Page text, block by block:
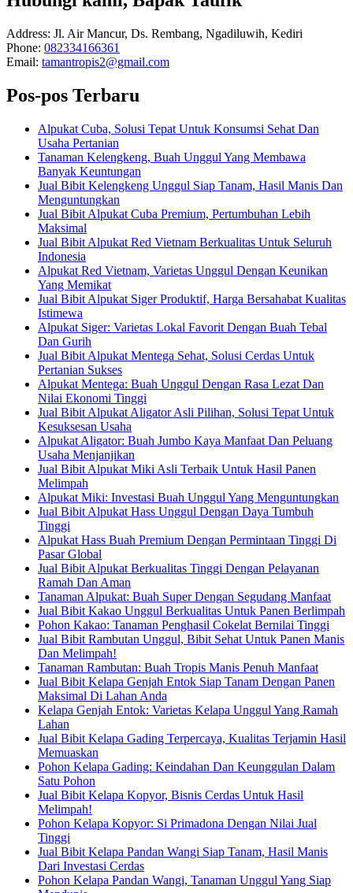
Address: Jl. Air Mancur, Ds. Rembang, Ngadiluwih, Kediri
Phone: 082334166361
Email: tamantropis2@gmail.com
Pos-pos Terbaru
Alpukat Cuba, Solusi Tepat Untuk Konsumsi Sehat Dan
Usaha Pertanian
Tanaman Kelengkeng, Buah Unggul Yang Membawa
Banyak Keuntungan
Jual Bibit Kelengkeng Unggul Siap Tanam, Hasil Manis Dan
Menguntungkan
Jual Bibit Alpukat Cuba Premium, Pertumbuhan Lebih
Maksimal
Jual Bibit Alpukat Red Vietnam Berkualitas Untuk Seluruh
Indonesia
Alpukat Red Vietnam, Varietas Unggul Dengan Keunikan
Yang Memikat
Jual Bibit Alpukat Siger Produktif, Harga Bersahabat Kualitas
Istimewa
Alpukat Siger: Varietas Lokal Favorit Dengan Buah Tebal
Dan Gurih
Jual Bibit Alpukat Mentega Sehat, Solusi Cerdas Untuk
Pertanian Sukses
Alpukat Mentega: Buah Unggul Dengan Rasa Lezat Dan
Nilai Ekonomi Tinggi
Jual Bibit Alpukat Aligator Asli Pilihan, Solusi Tepat Untuk
Kesuksesan Usaha
Alpukat Aligator: Buah Jumbo Kaya Manfaat Dan Peluang
Usaha Menjanjikan
Jual Bibit Alpukat Miki Asli Terbaik Untuk Hasil Panen
Melimpah
Alpukat Miki: Investasi Buah Unggul Yang Menguntungkan
Jual Bibit Alpukat Hass Unggul Dengan Daya Tumbuh
Tinggi
Alpukat Hass Buah Premium Dengan Permintaan Tinggi Di
Pasar Global
Jual Bibit Alpukat Berkualitas Tinggi Dengan Pelayanan
Ramah Dan Aman
Tanaman Alpukat: Buah Super Dengan Segudang Manfaat
Jual Bibit Kakao Unggul Berkualitas Untuk Panen Berlimpah
Pohon Kakao: Tanaman Penghasil Cokelat Bernilai Tinggi
Jual Bibit Rambutan Unggul, Bibit Sehat Untuk Panen Manis
Dan Melimpah!
Tanaman Rambutan: Buah Tropis Manis Penuh Manfaat
Jual Bibit Kelapa Genjah Entok Siap Tanam Dengan Panen
Maksimal Di Lahan Anda
Kelapa Genjah Entok: Varietas Kelapa Unggul Yang Ramah
Lahan
Jual Bibit Kelapa Gading Terpercaya, Kualitas Terjamin Hasil
Memuaskan
Pohon Kelapa Gading: Keindahan Dan Keunggulan Dalam
Satu Pohon
Jual Bibit Kelapa Kopyor, Bisnis Cerdas Untuk Hasil
Melimpah!
Pohon Kelapa Kopyor: Si Primadona Dengan Nilai Jual
Tinggi
Jual Bibit Kelapa Pandan Wangi Siap Tanam, Hasil Manis
Dari Investasi Cerdas
Pohon Kelapa Pandan Wangi, Tanaman Unggul Yang Siap